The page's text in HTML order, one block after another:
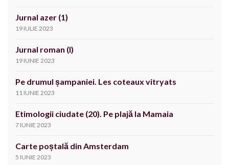
Jurnal azer (1)
19 IULIE 2023
Jurnal roman (I)
19 IUNIE 2023
Pe drumul șampaniei. Les coteaux vitryats
11 IUNIE 2023
Etimologii ciudate (20). Pe plajă la Mamaia
7 IUNIE 2023
Carte poștală din Amsterdam
5 IUNIE 2023